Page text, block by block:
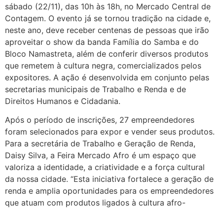
sábado (22/11), das 10h às 18h, no Mercado Central de
Contagem. O evento já se tornou tradição na cidade e,
neste ano, deve receber centenas de pessoas que irão
aproveitar o show da banda Família do Samba e do
Bloco Namastreta, além de conferir diversos produtos
que remetem à cultura negra, comercializados pelos
expositores. A ação é desenvolvida em conjunto pelas
secretarias municipais de Trabalho e Renda e de
Direitos Humanos e Cidadania.
Após o período de inscrições, 27 empreendedores
foram selecionados para expor e vender seus produtos.
Para a secretária de Trabalho e Geração de Renda,
Daisy Silva, a Feira Mercado Afro é um espaço que
valoriza a identidade, a criatividade e a força cultural
da nossa cidade. “Esta iniciativa fortalece a geração de
renda e amplia oportunidades para os empreendedores
que atuam com produtos ligados à cultura afro-